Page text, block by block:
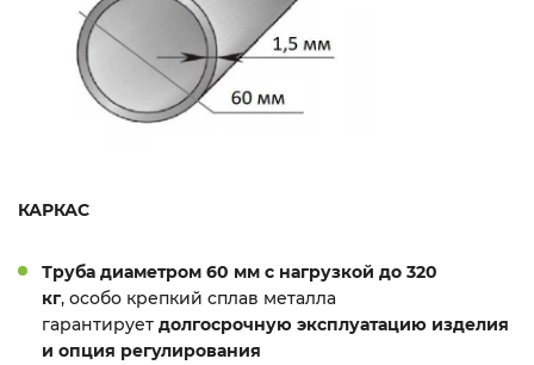
КАРКАС
Труба диаметром 60 мм с нагрузкой до 320
кг, особо крепкий сплав металла
гарантирует долгосрочную эксплуатацию изделия
и опция регулирования